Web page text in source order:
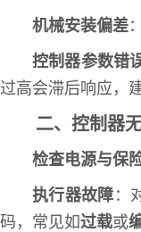
机械安装偏差
控制器参数错
过高会滞后响应，
二、控制器
检查电源与保
执行器故障 ：
码，常见如过载或